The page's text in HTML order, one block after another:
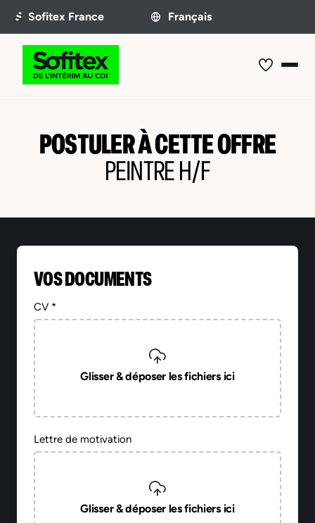
POSTULER À CETTE OFFRE
PEINTRE H/F
VOS DOCUMENTS
CV *
Glisser & déposer les fichiers ici
Lettre de motivation
Glisser & déposer les fichiers ici